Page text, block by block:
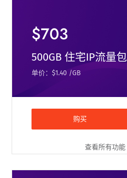
$703
500GB 住宅IP流量包
单价：$1.40 /GB
购买
查看所有功能